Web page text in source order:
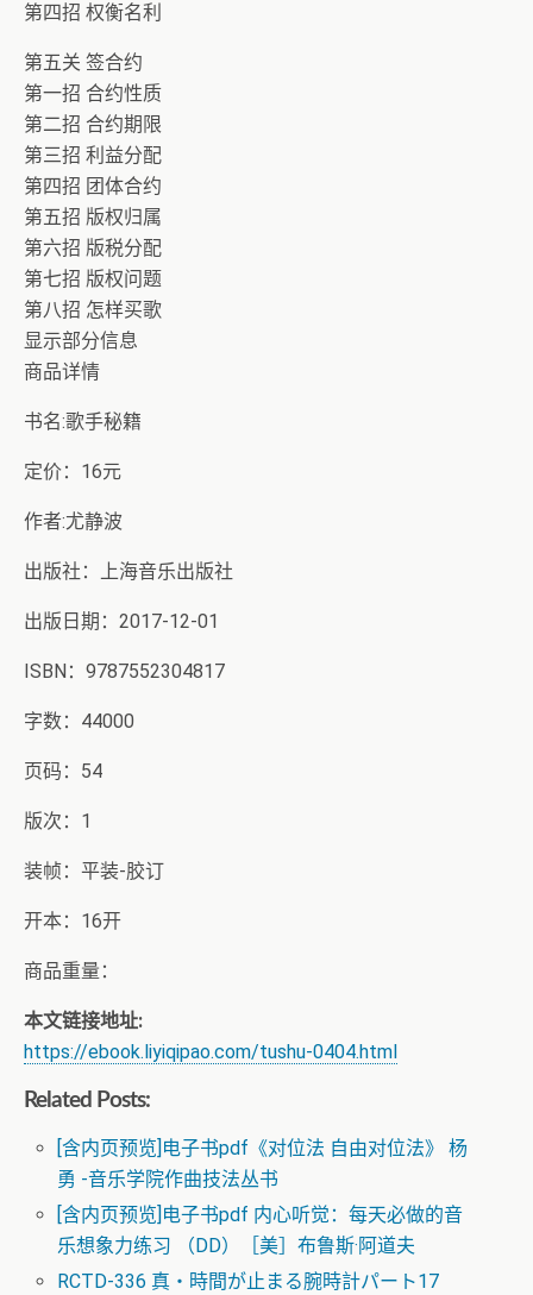
第四招 权衡名利
第五关 签合约
第一招 合约性质
第二招 合约期限
第三招 利益分配
第四招 团体合约
第五招 版权归属
第六招 版税分配
第七招 版权问题
第八招 怎样买歌
显示部分信息
商品详情
书名:歌手秘籍
定价：16元
作者:尤静波
出版社：上海音乐出版社
出版日期：2017-12-01
ISBN：9787552304817
字数：44000
页码：54
版次：1
装帧：平装-胶订
开本：16开
商品重量：
本文链接地址:
https://ebook.liyiqipao.com/tushu-0404.html
Related Posts:
[含内页预览]电子书pdf《对位法 自由对位法》 杨
勇 -音乐学院作曲技法丛书
[含内页预览]电子书pdf 内心听觉：每天必做的音
乐想象力练习 （DD）［美］布鲁斯·阿道夫
RCTD-336 真・時間が止まる腕時計パート17